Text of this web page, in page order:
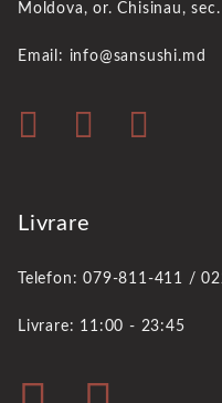
Moldova, or. Chisinau,
Email: info@sansushi.md
Livrare
Telefon: 079-811-411 /
Livrare: 11:00 - 23:45